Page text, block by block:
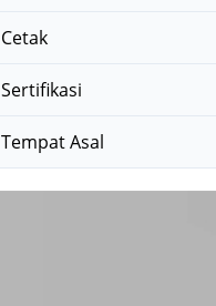
Cetak
Sertifikasi
Tempat Asal